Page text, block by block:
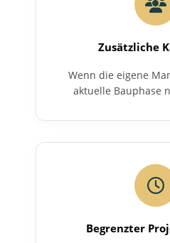
Zusätzliche
Wenn die eigene
aktuelle Bauphase
Begrenzter